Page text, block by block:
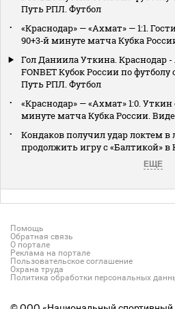
Путь РПЛ. Футбол
«Краснодар» — «Ахмат» — 1:1.
90+3‑й минуте матча Кубка
Гол Даниила Уткина. Краснодар -
FONBET Кубок России по футболу
Путь РПЛ. Футбол
«Краснодар» — «Ахмат» 1:0.
минуте матча Кубка России.
Кондаков получил удар локтем в
продолжить игру с «Балтикой» в
ЕЩЕ
Помощь
Обратная связь
О портале
Реклама на портале
Пользовательское соглашение
Охрана труда
Политика обработки персональных